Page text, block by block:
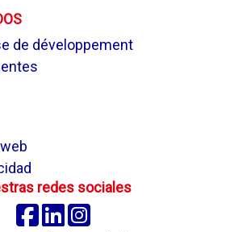
de développement
redes sociales
Facebook
Linkedin